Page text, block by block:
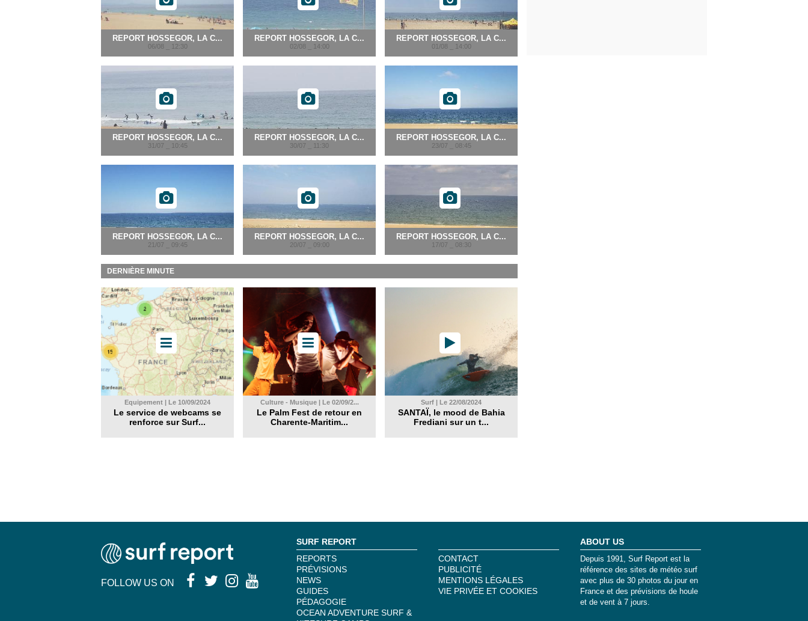
REPORT HOSSEGOR, LA C...
06/08 _ 12:30
REPORT HOSSEGOR, LA C...
02/08 _ 14:00
REPORT HOSSEGOR, LA C...
01/08 _ 14:00
REPORT HOSSEGOR, LA C...
31/07 _ 10:45
REPORT HOSSEGOR, LA C...
30/07 _ 11:30
REPORT HOSSEGOR, LA C...
23/07 _ 08:45
REPORT HOSSEGOR, LA C...
21/07 _ 09:45
REPORT HOSSEGOR, LA C...
20/07 _ 09:00
REPORT HOSSEGOR, LA C...
17/07 _ 08:30
DERNIÈRE MINUTE
Equipement | Le 10/09/2024
Le service de webcams se
renforce sur Surf...
Culture - Musique | Le 02/09/2...
Le Palm Fest de retour en
Charente-Maritim...
Surf | Le 22/08/2024
SANTAÏ, le mood de Bahia
Frediani sur un t...
FOLLOW US ON
SURF REPORT
REPORTS
PRÉVISIONS
NEWS
GUIDES
PÉDAGOGIE
OCEAN ADVENTURE SURF &
CONTACT
PUBLICITÉ
MENTIONS LÉGALES
VIE PRIVÉE ET COOKIES
ABOUT US
Depuis 1991, Surf Report est la
référence des sites de météo surf
avec plus de 30 photos du jour en
France et des prévisions de houle
et de vent à 7 jours.